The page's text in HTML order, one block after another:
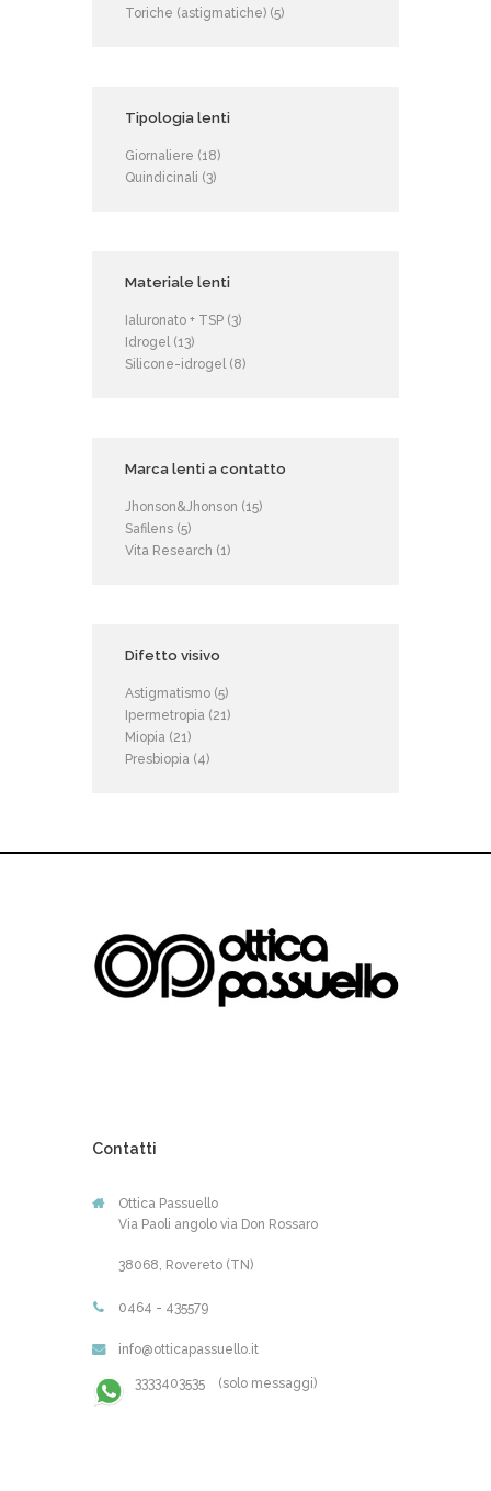
Toriche (astigmatiche) (5)
Tipologia lenti
Giornaliere (18)
Quindicinali (3)
Materiale lenti
Ialuronato + TSP (3)
Idrogel (13)
Silicone-idrogel (8)
Marca lenti a contatto
Jhonson&Jhonson (15)
Safilens (5)
Vita Research (1)
Difetto visivo
Astigmatismo (5)
Ipermetropia (21)
Miopia (21)
Presbiopia (4)
Contatti
Ottica Passuello
Via Paoli angolo via Don Rossaro
38068, Rovereto (TN)
0464 - 435579
info@otticapassuello.it
3333403535 (solo messaggi)